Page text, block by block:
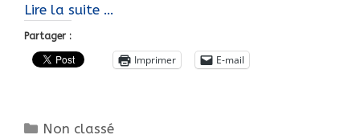
Lire la suite …
vacances,
Citroën
chauffeur
Partager :
Imprimer E-mail
Catégories
Non classé